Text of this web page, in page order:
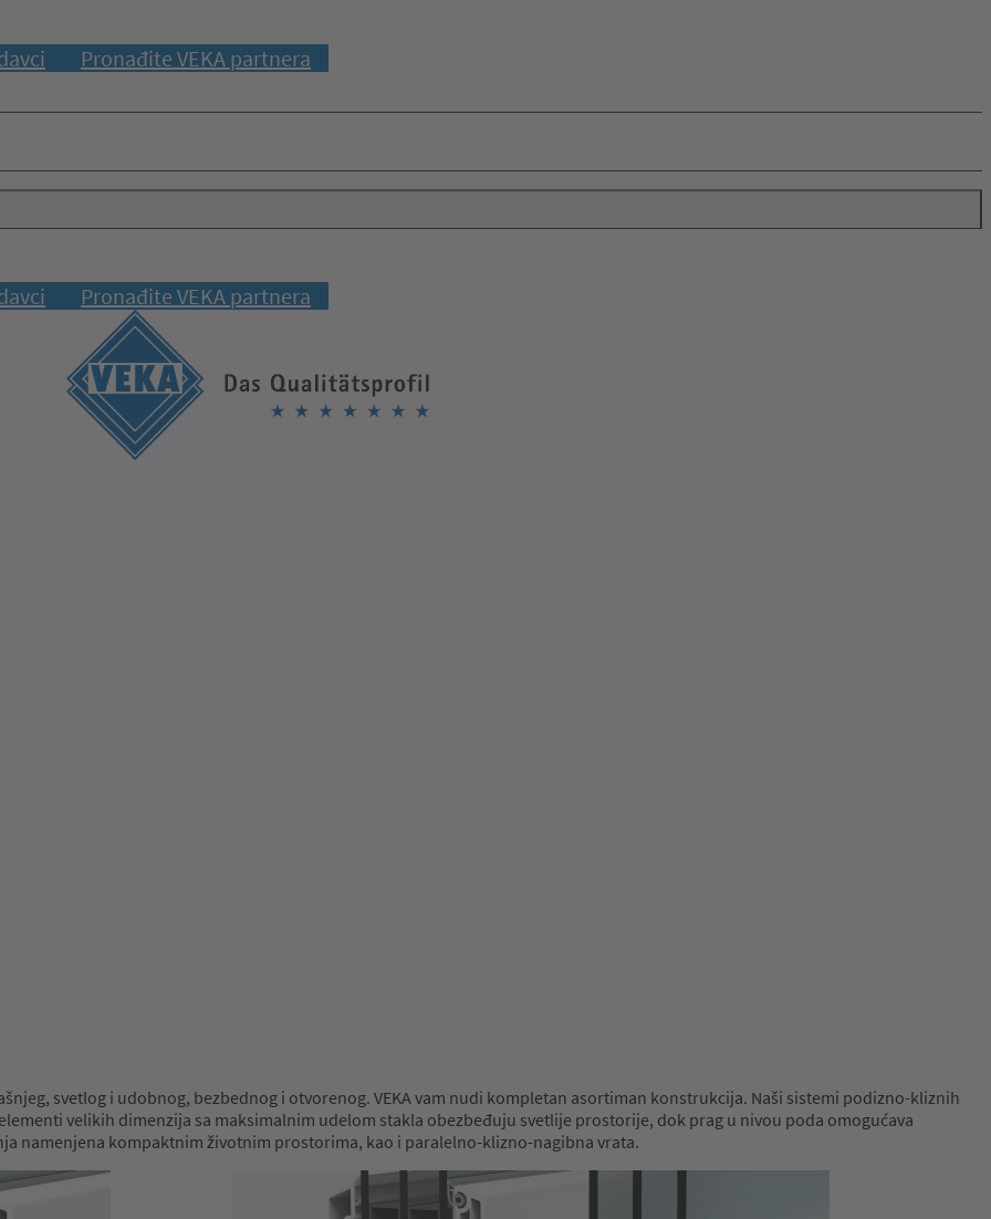
Pronađite VEKA partnera
Pronađite VEKA partnera
svetlog i udobnog, bezbednog i otvorenog. VEKA vam nudi kompletan asortiman konstrukcija. Naši sistemi podizno-kliznih
velikih dimenzija sa maksimalnim udelom stakla obezbeđuju svetlije prostorije, dok prag u nivou poda omogućava
namenjena kompaktnim životnim prostorima, kao i paralelno-klizno-nagibna vrata.